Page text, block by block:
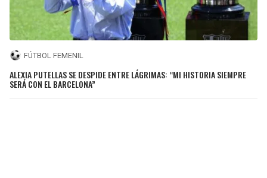
FÚTBOL FEMENIL
ALEXIA PUTELLAS SE DESPIDE ENTRE LÁGRIMAS: “MI HISTORIA SIEMPRE
SERÁ CON EL BARCELONA”